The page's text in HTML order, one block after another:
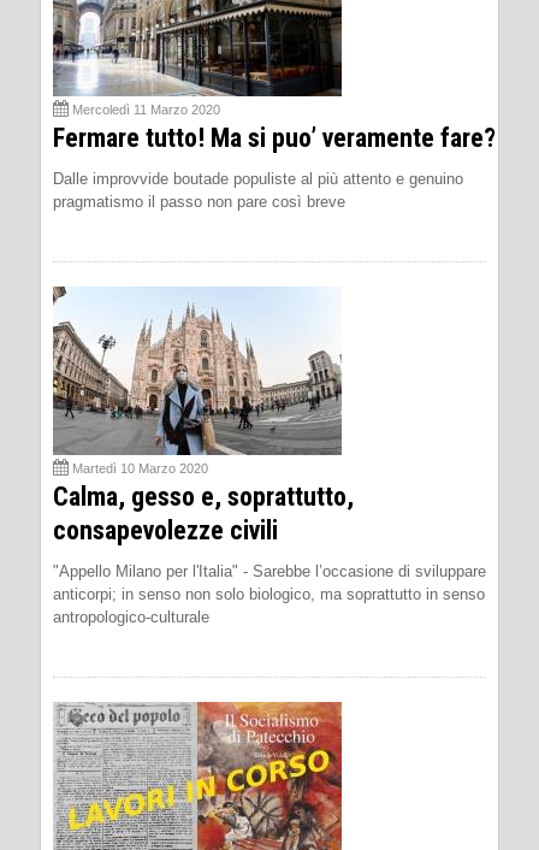
Mercoledì 11 Marzo 2020
Fermare tutto! Ma si puo’ veramente fare?
Dalle improvvide boutade populiste al più attento e genuino
pragmatismo il passo non pare così breve
Martedì 10 Marzo 2020
Calma, gesso e, soprattutto,
consapevolezze civili
"Appello Milano per l'Italia" - Sarebbe l’occasione di sviluppare
anticorpi; in senso non solo biologico, ma soprattutto in senso
antropologico-culturale